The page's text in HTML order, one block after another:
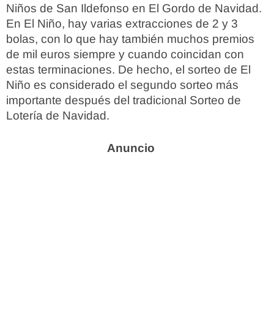
Niños de San Ildefonso en El Gordo de Navidad.
En El Niño, hay varias extracciones de 2 y 3
bolas, con lo que hay también muchos premios
de mil euros siempre y cuando coincidan con
estas terminaciones. De hecho, el sorteo de El
Niño es considerado el segundo sorteo más
importante después del tradicional Sorteo de
Lotería de Navidad.